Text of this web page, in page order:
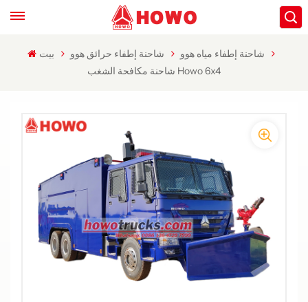
بيت شاحنة إطفاء حرائق هوو
شاحنة إطفاء مياه هوو
شاحنة مكافحة الشغب Howo 6x4